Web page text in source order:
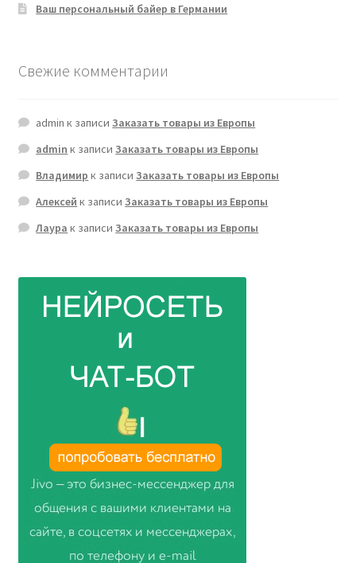
Ваш персональный байер в Германии
Свежие комментарии
admin к записиЗаказать товары из Европы
admin к записиЗаказать товары из Европы
Владимир к записиЗаказать товары из Европы
Алексей к записиЗаказать товары из Европы
Лаура к записиЗаказать товары из Европы